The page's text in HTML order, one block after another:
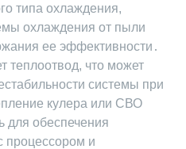
типа охлаждения,
охлаждения от пыли
ее эффективности․
теплоотвод, что может
системы при
кулера или СВО
для обеспечения
процессором и